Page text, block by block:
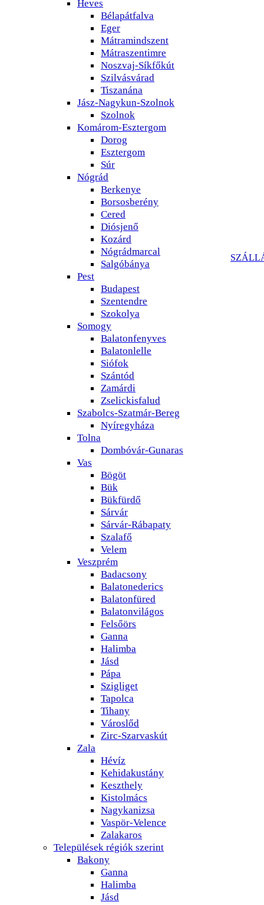
Heves
Bélapátfalva
Eger
Mátramindszent
Mátraszentimre
Noszvaj-Síkfőkút
Szilvásvárad
Tiszanána
Jász-Nagykun-Szolnok
Szolnok
Komárom-Esztergom
Dorog
Esztergom
Súr
Nógrád
Berkenye
Borsosberény
Cered
Diósjenő
Kozárd
Nógrádmarcal
Salgóbánya
Pest
Budapest
Szentendre
Szokolya
Somogy
Balatonfenyves
Balatonlelle
Siófok
Szántód
Zamárdi
Zselickisfalud
Szabolcs-Szatmár-Bereg
Nyíregyháza
Tolna
Dombóvár-Gunaras
Vas
Bögöt
Bük
Bükfürdő
Sárvár
Sárvár-Rábapaty
Szalafő
Velem
Veszprém
Badacsony
Balatonederics
Balatonfüred
Balatonvilágos
Felsőörs
Ganna
Halimba
Jásd
Pápa
Szigliget
Tapolca
Tihany
Városlőd
Zirc-Szarvaskút
Zala
Hévíz
Kehidakustány
Keszthely
Kistolmács
Nagykanizsa
Vaspör-Velence
Zalakaros
Települések régiók szerint
Bakony
Ganna
Halimba
Jásd